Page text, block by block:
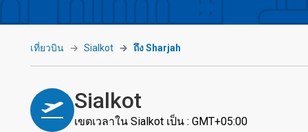
เที่ยวบิน Sialkot ถึง Sharjah
Sialkot
เขตเวลาใน Sialkot เป็น : GMT+05:00